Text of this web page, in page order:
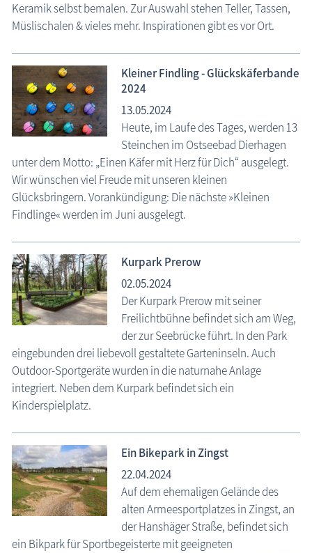
Keramik selbst bemalen. Zur Auswahl stehen Teller, Tassen,
Müslischalen & vieles mehr. Inspirationen gibt es vor Ort.
Kleiner Findling - Glückskäferbande
2024
13.05.2024
Heute, im Laufe des Tages, werden 13
Steinchen im Ostseebad Dierhagen
unter dem Motto: „Einen Käfer mit Herz für Dich“ ausgelegt.
Wir wünschen viel Freude mit unseren kleinen
Glücksbringern. Vorankündigung: Die nächste »Kleinen
Findlinge« werden im Juni ausgelegt.
Kurpark Prerow
02.05.2024
Der Kurpark Prerow mit seiner
Freilichtbühne befindet sich am Weg,
der zur Seebrücke führt. In den Park
eingebunden drei liebevoll gestaltete Garteninseln. Auch
Outdoor-Sportgeräte wurden in die naturnahe Anlage
integriert. Neben dem Kurpark befindet sich ein
Kinderspielplatz.
Ein Bikepark in Zingst
22.04.2024
Auf dem ehemaligen Gelände des
alten Armeesportplatzes in Zingst, an
der Hanshäger Straße, befindet sich
ein Bikpark für Sportbegeisterte mit geeigneten